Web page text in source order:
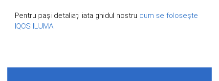
Pentru pași detaliați iata ghidul nostru cum se folosește
IQOS ILUMA.